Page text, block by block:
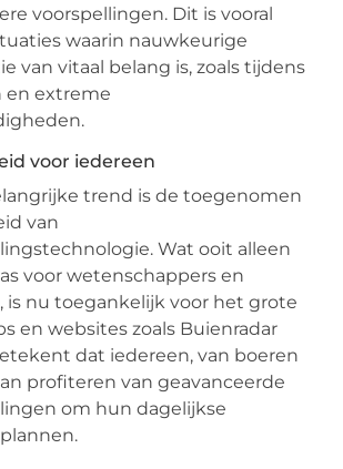
voorspellingen. Dit is vooral
waarin nauwkeurige
van vitaal belang is, zoals tijdens
en extreme
voor iedereen
trend is de toegenomen
van
Wat ooit alleen
voor wetenschappers en
is nu toegankelijk voor het grote
en websites zoals Buienradar
dat iedereen, van boeren
profiteren van geavanceerde
om hun dagelijkse